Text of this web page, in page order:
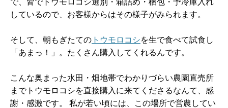
で、皆でトウモロコシ選別・箱詰め・梱包・予冷庫入れ
しているので、お客様からはその様子がみられます。
そして、朝もぎたての トウモロコシを生で食べて試食し
「あまっ！」。たくさん購入してくれるんです。
こんな奥まった水田・畑地帯でわかりづらい農園直売所
までトウモロコシを直接購入に来てくださるなんて、感
謝・感激です。 私が若い頃には、この場所で営農してい